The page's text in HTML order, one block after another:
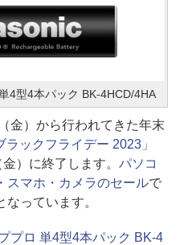
4型4本パック BK-4HCD/4HA
金）から行われてきた年末
ラックフライデー 2023」
）に終了します。 パソコ
スマホ・カメラのセールで
っています。
プロ 単4型4本パック BK-4